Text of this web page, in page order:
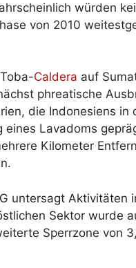
würden
von 2010
Caldera auf
phreatische
die Indonesiens in
Lavadoms
Kilometer
untersagt Aktivitäten
Sektor wurde
Sperrzone von